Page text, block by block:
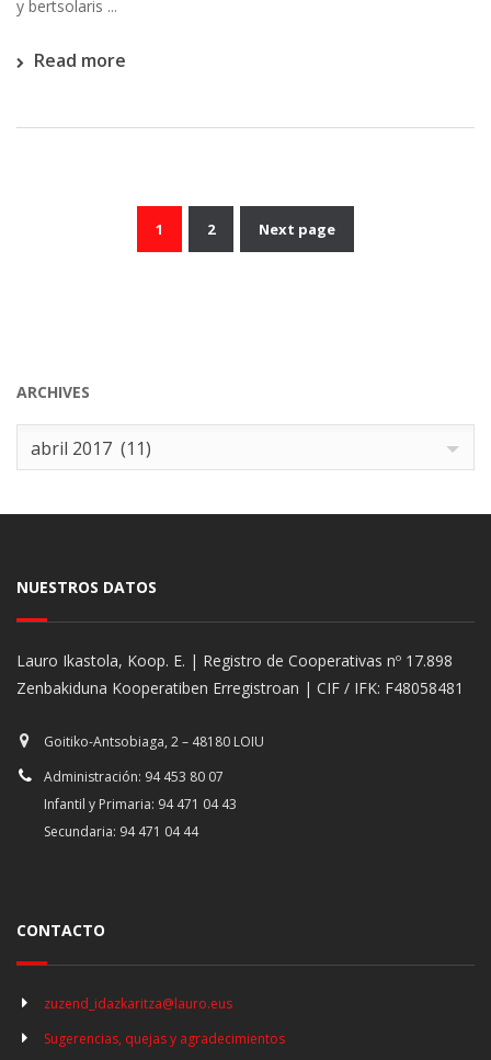
y bertsolaris ...
Read more
Paginación
1 2 Next page
ARCHIVES
Archives
abril 2017 (11)
NUESTROS DATOS
Lauro Ikastola, Koop. E. | Registro de Cooperativas nº 17.898
Zenbakiduna Kooperatiben Erregistroan | CIF / IFK: F48058481
Goitiko-Antsobiaga, 2 – 48180 LOIU
Administración: 94 453 80 07
Infantil y Primaria: 94 471 04 43
Secundaria: 94 471 04 44
CONTACTO
zuzend_idazkaritza@lauro.eus
Sugerencias, quejas y agradecimientos